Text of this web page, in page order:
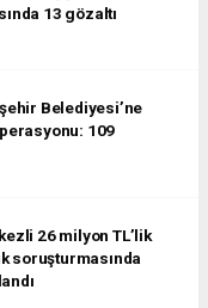
13 gözaltı
Belediyesi’ne
109
26 milyon TL’lik
soruşturmasında